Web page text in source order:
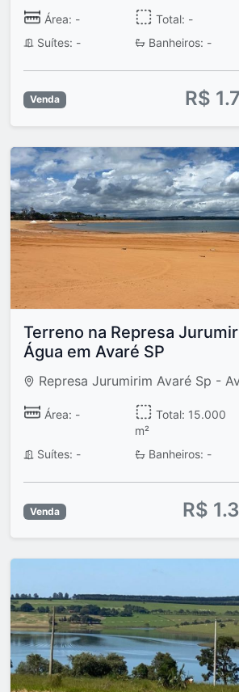
Área: - Total: -
Suítes: -
Banheiros: -
Venda R$
Terreno na Represa
Água em Avaré SP
Represa Jurumirim Avaré Sp -
Área: -
Total: 15.000
m²
Suítes: - Banheiros: -
Venda R$